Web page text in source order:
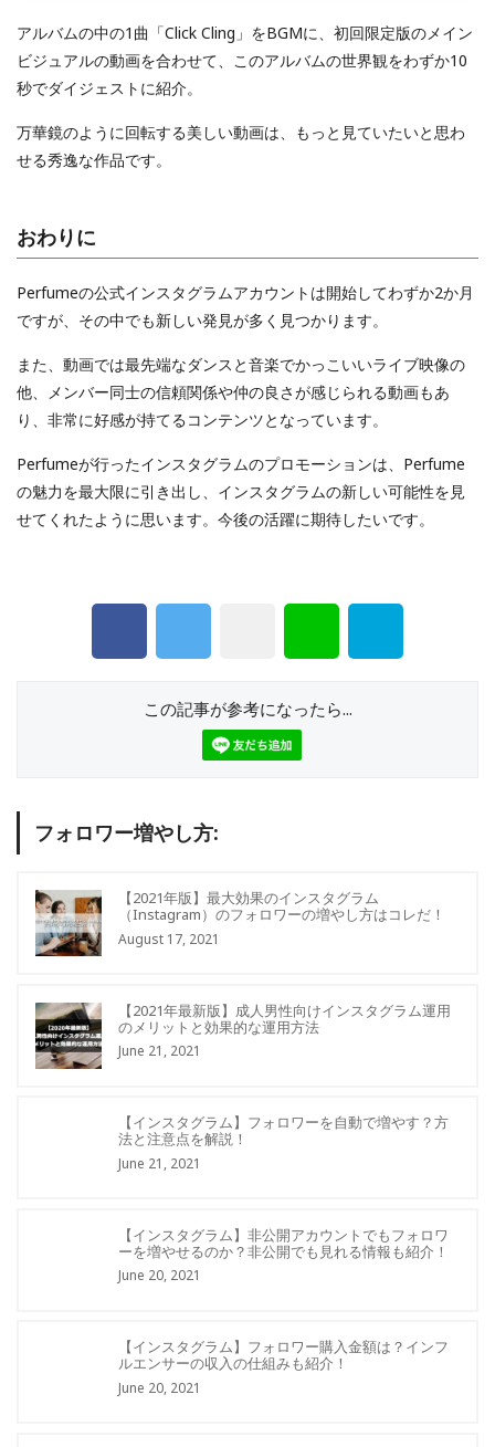
アルバムの中の1曲「Click Cling」をBGMに、初回限定版のメイン
ビジュアルの動画を合わせて、このアルバムの世界観をわずか10
秒でダイジェストに紹介。
万華鏡のように回転する美しい動画は、もっと見ていたいと思わ
せる秀逸な作品です。
おわりに
Perfumeの公式インスタグラムアカウントは開始してわずか2か月
ですが、その中でも新しい発見が多く見つかります。
また、動画では最先端なダンスと音楽でかっこいいライブ映像の
他、メンバー同士の信頼関係や仲の良さが感じられる動画もあ
り、非常に好感が持てるコンテンツとなっています。
Perfumeが行ったインスタグラムのプロモーションは、Perfume
の魅力を最大限に引き出し、インスタグラムの新しい可能性を見
せてくれたように思います。今後の活躍に期待したいです。
この記事が参考になったら...
フォロワー増やし方:
【2021年版】最大効果のインスタグラム
（Instagram）のフォロワーの増やし方はコレだ！
August 17, 2021
【2021年最新版】成人男性向けインスタグラム運用
のメリットと効果的な運用方法
June 21, 2021
【インスタグラム】フォロワーを自動で増やす？方
法と注意点を解説！
June 21, 2021
【インスタグラム】非公開アカウントでもフォロワ
ーを増やせるのか？非公開でも見れる情報も紹介！
June 20, 2021
【インスタグラム】フォロワー購入金額は？インフ
ルエンサーの収入の仕組みも紹介！
June 20, 2021